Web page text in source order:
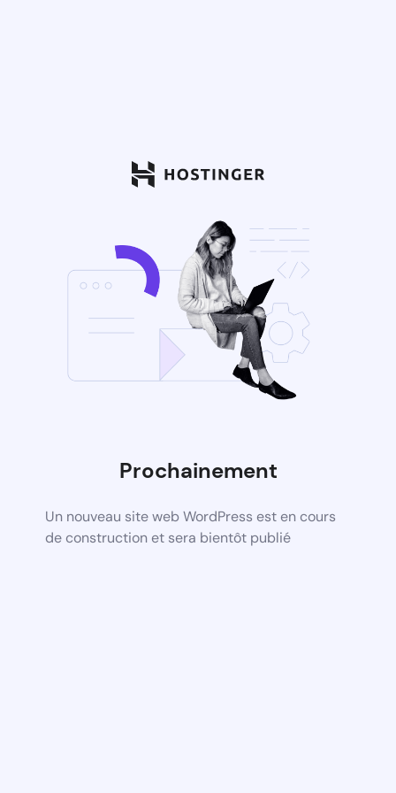
Prochainement
Un nouveau site web WordPress est en cours
de construction et sera bientôt publié